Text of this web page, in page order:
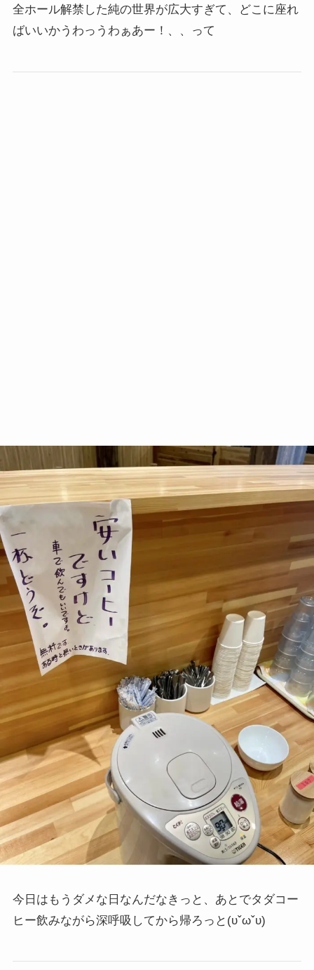
全ホール解禁した純の世界が広大すぎて、どこに座れ
ばいいかうわっうわぁあー！、、って
今日はもうダメな日なんだなきっと、あとでタダコー
ヒー飲みながら深呼吸してから帰ろっと (υˇωˇυ)